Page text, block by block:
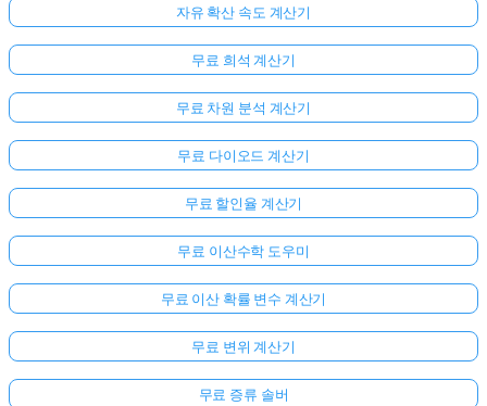
자유 확산 속도 계산기
무료 희석 계산기
무료 차원 분석 계산기
무료 다이오드 계산기
무료 할인율 계산기
무료 이산수학 도우미
무료 이산 확률 변수 계산기
무료 변위 계산기
무료 증류 솔버